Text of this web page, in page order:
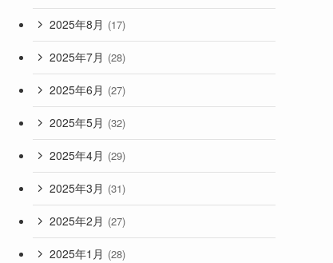
2025年8月 (17)
2025年7月 (28)
2025年6月 (27)
2025年5月 (32)
2025年4月 (29)
2025年3月 (31)
2025年2月 (27)
2025年1月 (28)